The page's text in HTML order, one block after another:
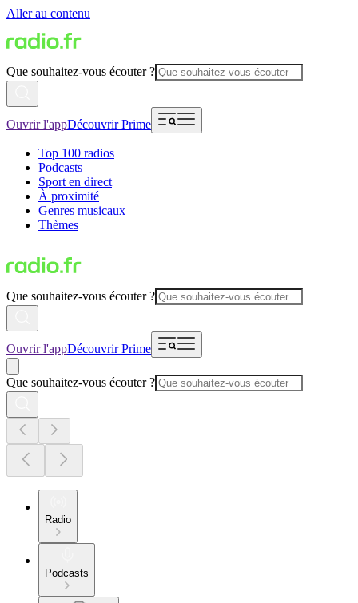
Aller au contenu
Que souhaitez-vous écouter ?
Ouvrir l'appDécouvrir Prime
Top 100 radios
Podcasts
Sport en direct
À proximité
Genres musicaux
Thèmes
Que souhaitez-vous écouter ?
Ouvrir l'appDécouvrir Prime
Que souhaitez-vous écouter ?
Radio
Podcasts